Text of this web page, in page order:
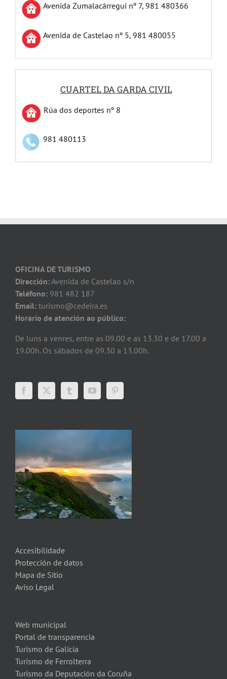
Avenida Zumalacárregui nº 7, 981 480366
Avenida de Castelao nº 5, 981 480055
CUARTEL DA GARDA CIVIL
Rúa dos deportes nº 8
981 480113
OFICINA DE TURISMO
Dirección:Avenida de Castelao s/n
Teléfono: 981 482 187
Email: turismo@cedeira.es
Horario de atención ao público:
De luns a venres, entre as 09.00 e as 13.30 e de 17.00 a
19.00h. Os sábados de 09.30 a 13.00h.
Accesibilidade
Protección de datos
Mapa de Sitio
Aviso Legal
Web municipal
Portal de transparencia
Turismo de Galicia
Turismo de Ferrolterra
Turismo da Deputación da Coruña